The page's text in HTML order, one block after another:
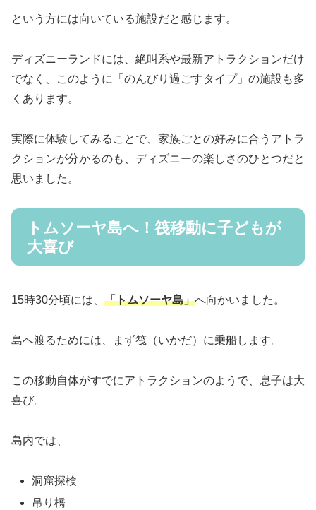
という方には向いている施設だと感じます。
ディズニーランドには、絶叫系や最新アトラクションだけ
でなく、このように「のんびり過ごすタイプ」の施設も多
くあります。
実際に体験してみることで、家族ごとの好みに合うアトラ
クションが分かるのも、ディズニーの楽しさのひとつだと
思いました。
トムソーヤ島へ！筏移動に子どもが
大喜び
15時30分頃には、 「トムソーヤ島」へ向かいました。
島へ渡るためには、まず筏（いかだ）に乗船します。
この移動自体がすでにアトラクションのようで、息子は大
喜び。
島内では、
洞窟探検
吊り橋